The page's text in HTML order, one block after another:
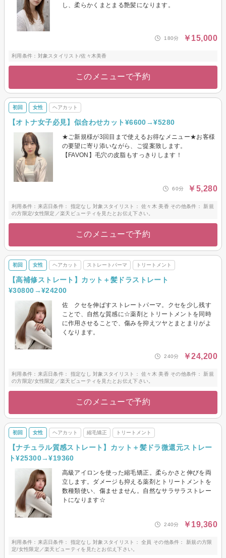
し、柔らかくまとまる艶髪になります。
180分 ￥15,000
利用条件：対象スタイリスト/佐々木美香
このメニューで予約
初回 女性 ヘアカット
【オトナ女子必見】似合わせカット¥6600→¥5280
★ご新規様が3回目まで使えるお得なメニュー★お客様
の要望に寄り添いながら、ご提案致します。
【FAVON】毛穴の皮脂もすっきりします！
60分 ￥5,280
利用条件：来店日条件： 指定なし 対象スタイリスト： 佐々木 美香 その他条件： 新規
の方限定/女性限定／楽天ビューティを見たとお伝え下さい。
このメニューで予約
初回 女性 ヘアカット ストレートパーマ トリートメント
【高補修ストレート】カット＋髪ドラストレート
¥30800→¥24200
佐 クセを伸ばすストレートパーマ。クセを少し残す
ことで、自然な質感に☆薬剤とトリートメントを同時
に作用させることで、傷みを抑えツヤとまとまりがよ
くなります。
240分 ￥24,200
利用条件：来店日条件： 指定なし 対象スタイリスト： 佐々木 美香 その他条件： 新規
の方限定/女性限定／楽天ビューティを見たとお伝え下さい。
このメニューで予約
初回 女性 ヘアカット 縮毛矯正 トリートメント
【ナチュラル質感ストレート】カット＋髪ドラ微還元ストレー
ト¥25300→¥19360
高級アイロンを使った縮毛矯正。柔らかさと伸びを両
立します。ダメージも抑える薬剤とトリートメントを
数種類使い、傷ませません。自然なサラサラストレー
トになります☆
240分 ￥19,360
利用条件：来店日条件： 指定なし 対象スタイリスト： 全員 その他条件： 新規の方限
定/女性限定／楽天ビューティを見たとお伝え下さい。